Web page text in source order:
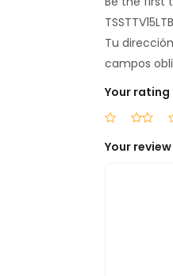
Tu
campos
Your rating
Your review